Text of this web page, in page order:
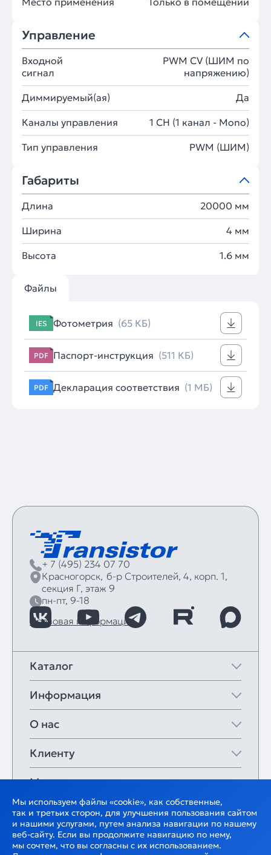
Управление
Входной
сигнал
PWM СV (ШИМ по
напряжению)
Диммируемый(ая) Да
Каналы управления 1 CH (1 канал - Mono)
Тип управления PWM (ШИМ)
Габариты
Длина 20000 мм
Ширина 4 мм
Высота 1.6 мм
Файлы
IES Фотометрия (65 КБ)
PDF Паспорт-инструкция (511 КБ)
PDF Декларация соответствия (1 МБ)
+ 7 (495) 234 07 70
Красногорск, б‑р Строителей, 4, корп. 1,
секция Г, этаж 9
пн-пт, 9-18
Правовая информация
Каталог
Информация
О нас
Клиенту
Мои закладки
Мы используем файлы «cookie», как собственные,
так и третьих сторон, для улучшения пользования сайтом
и нашими услугами, путем анализа навигации по нашему
веб-сайту. Если вы продолжите навигацию по нему,
мы сочтем, что вы согласны с их использованием.